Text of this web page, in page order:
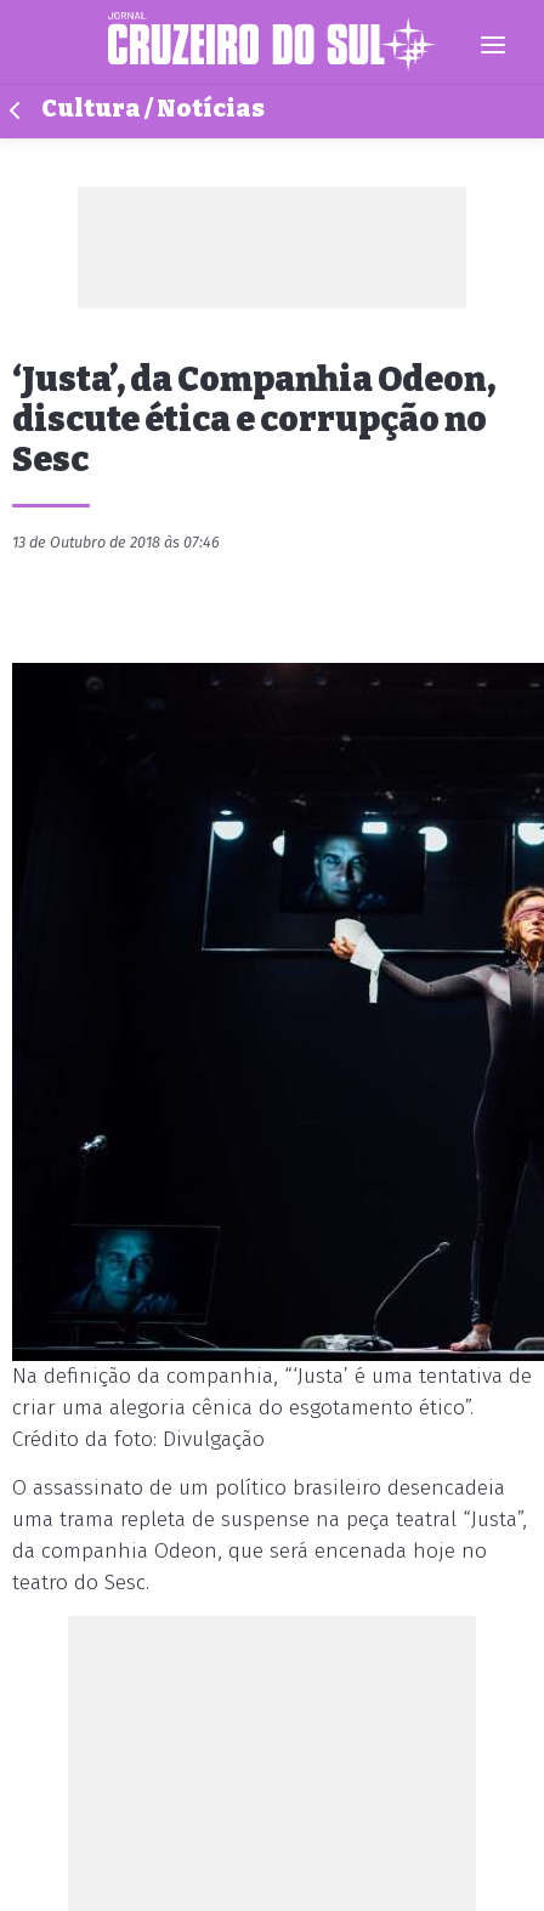
Cultura / Notícias
‘Justa’, da Companhia Odeon,
discute ética e corrupção no
Sesc
13 de Outubro de 2018 às 07:46
Na definição da companhia, “‘Justa’ é uma tentativa de
criar uma alegoria cênica do esgotamento ético”.
Crédito da foto: Divulgação
O assassinato de um político brasileiro desencadeia
uma trama repleta de suspense na peça teatral “Justa”,
da companhia Odeon, que será encenada hoje no
teatro do Sesc.